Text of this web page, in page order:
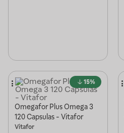
15%
Omegafor Plus Omega 3
120 Capsulas - Vitafor
Vitafor